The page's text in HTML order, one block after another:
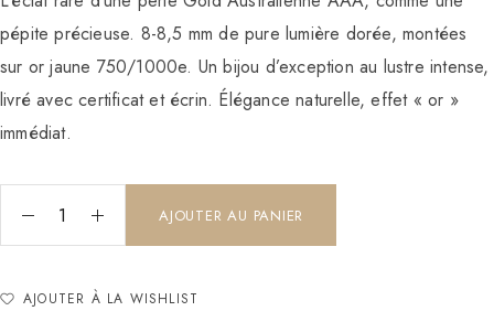
pépite précieuse. 8-8,5 mm de pure lumière dorée, montées
sur or jaune 750/1000e. Un bijou d’exception au lustre intense,
livré avec certificat et écrin. Élégance naturelle, effet « or »
immédiat.
AJOUTER AU PANIER
AJOUTER À LA WISHLIST